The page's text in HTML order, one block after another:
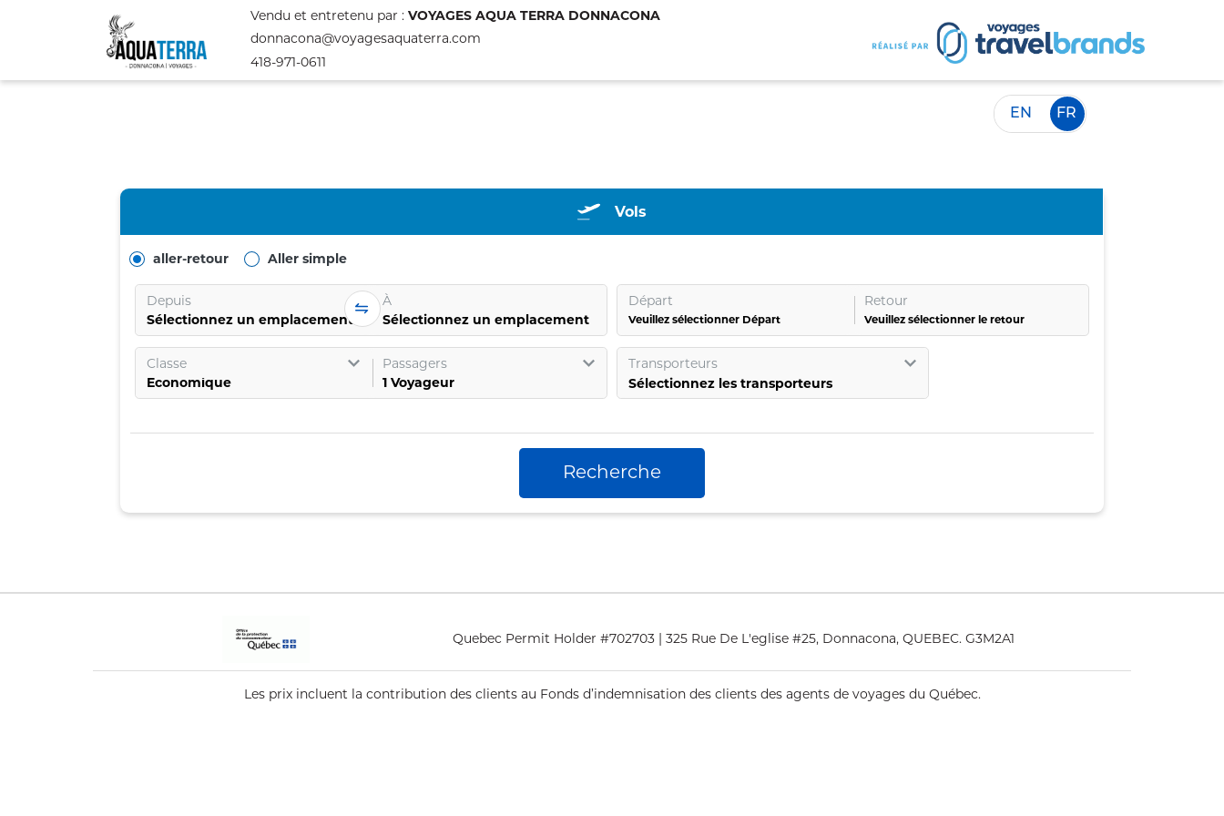
Vendu et entretenu par : VOYAGES AQUA TERRA DONNACONA
donnacona@voyagesaquaterra.com
418-971-0611
EN FR
Vols
aller-retour Aller simple
Depuis
Sélectionnez un emplacement
À
Sélectionnez un emplacement
Départ
Veuillez sélectionner Départ
Retour
Veuillez sélectionner le retour
Classe
Passagers
1 Voyageur
Transporteurs
Sélectionnez les transporteurs
Recherche
Quebec Permit Holder #702703 | 325 Rue De L'eglise #25, Donnacona, QUEBEC. G3M2A1
Les prix incluent la contribution des clients au Fonds d’indemnisation des clients des agents de voyages du Québec.